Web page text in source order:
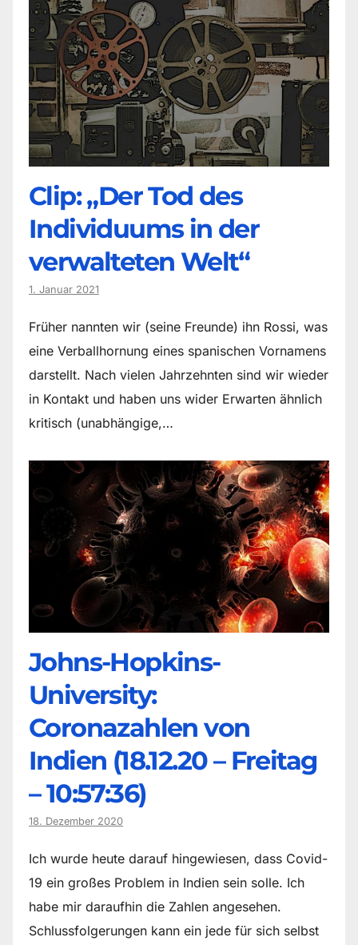
Clip: „Der Tod des
Individuums in der
verwalteten Welt“
1. Januar 2021
Früher nannten wir (seine Freunde) ihn Rossi, was
eine Verballhornung eines spanischen Vornamens
darstellt. Nach vielen Jahrzehnten sind wir wieder
in Kontakt und haben uns wider Erwarten ähnlich
kritisch (unabhängige,…
Johns-Hopkins-
University:
Coronazahlen von
Indien (18.12.20 – Freitag
– 10:57:36)
18. Dezember 2020
Ich wurde heute darauf hingewiesen, dass Covid-
19 ein großes Problem in Indien sein solle. Ich
habe mir daraufhin die Zahlen angesehen.
Schlussfolgerungen kann ein jede für sich selbst